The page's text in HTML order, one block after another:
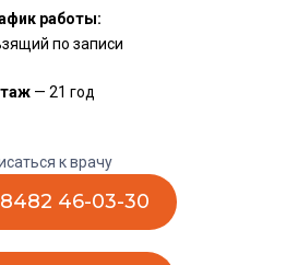
работы:
по записи
— 21 год
к врачу
46-03-30